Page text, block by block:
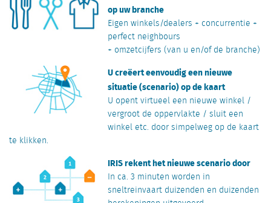
op uw branche
Eigen winkels/dealers + concurrentie +
perfect neighbours
+ omzetcijfers (van u en/of de branche)
U creëert eenvoudig een nieuwe
situatie (scenario) op de kaart
U opent virtueel een nieuwe winkel /
vergroot de oppervlakte / sluit een
winkel etc. door simpelweg op de kaart
te klikken.
IRIS rekent het nieuwe scenario door
In ca. 3 minuten worden in
sneltreinvaart duizenden en duizenden